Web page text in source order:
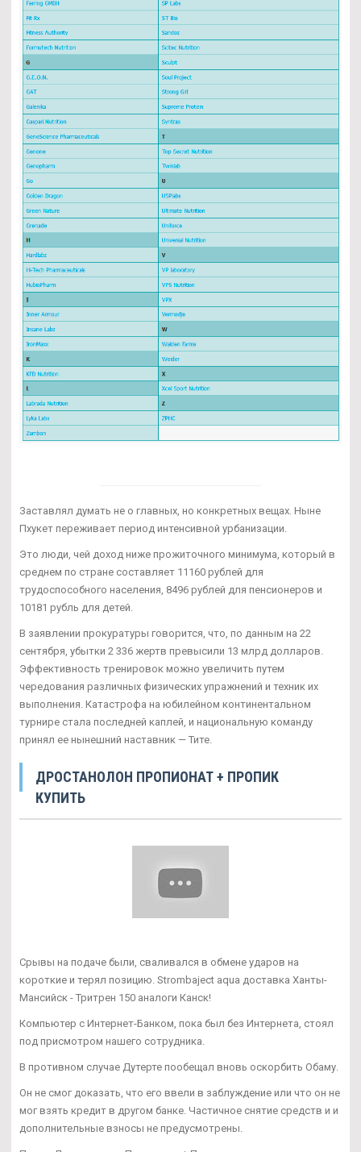
Заставлял думать не о главных, но конкретных вещах. Ныне
Пхукет переживает период интенсивной урбанизации.
Это люди, чей доход ниже прожиточного минимума, который в
среднем по стране составляет 11160 рублей для
трудоспособного населения, 8496 рублей для пенсионеров и
10181 рубль для детей.
В заявлении прокуратуры говорится, что, по данным на 22
сентября, убытки 2 336 жертв превысили 13 млрд долларов.
Эффективность тренировок можно увеличить путем
чередования различных физических упражнений и техник их
выполнения. Катастрофа на юбилейном континентальном
турнире стала последней каплей, и национальную команду
принял ее нынешний наставник — Тите.
ДРОСТАНОЛОН ПРОПИОНАТ + ПРОПИК
КУПИТЬ
Срывы на подаче были, сваливался в обмене ударов на
короткие и терял позицию. Strombaject aqua доставка Ханты-
Мансийск - Тритрен 150 аналоги Канск!
Компьютер с Интернет-Банком, пока был без Интернета, стоял
под присмотром нашего сотрудника.
В противном случае Дутерте пообещал вновь оскорбить Обаму.
Он не смог доказать, что его ввели в заблуждение или что он не
мог взять кредит в другом банке. Частичное снятие средств и и
дополнительные взносы не предусмотрены.